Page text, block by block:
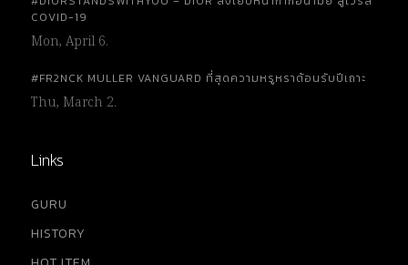
COVID-19
Mon, April 6.
#FR2NCK MULLER VANGUARD ที่สุดความหรูหราต้อนรับปีเถาะ
Thu, March 2.
Links
GURU
HISTORY